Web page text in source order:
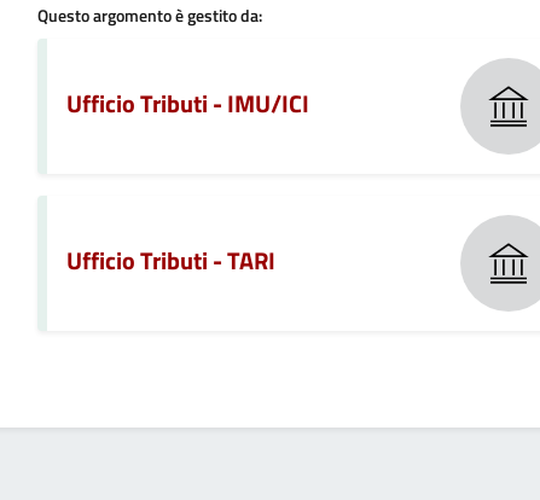
Questo argomento è gestito da:
Ufficio Tributi - IMU/ICI
Ufficio Tributi - TARI